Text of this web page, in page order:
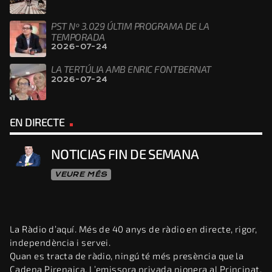
PST Nº 3.029 ÚLTIM PROGRAMA DE LA
TEMPORADA
2026-07-24
LA TERTÚLIA AMB ENRIC FONTBERNAT
2026-07-24
EN DIRECTE
NOTICIAS FIN DE SEMANA
VEURE MÉS
La Ràdio d’aquí. Més de 40 anys de ràdio en directe, rigor,
independència i servei.
Quan es tracta de ràdio, ningú té més presència que la
Cadena Pirenaica. L’emissora privada pionera al Principat,